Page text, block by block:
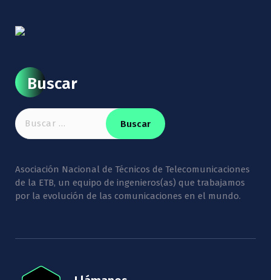
Buscar
Buscar:
Asociación Nacional de Técnicos de Telecomunicaciones
de la ETB, un equipo de ingenieros(as) que trabajamos
por la evolución de las comunicaciones en el mundo.